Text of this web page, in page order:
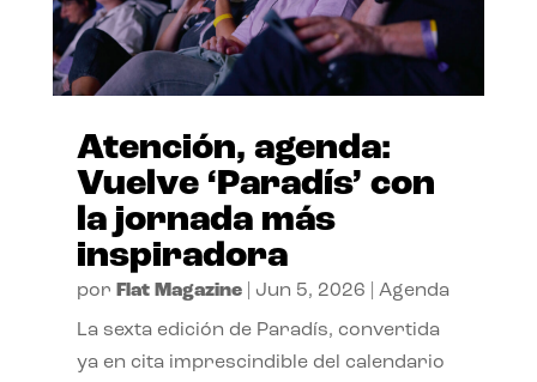
Atención, agenda:
Vuelve ‘Paradís’ con
la jornada más
inspiradora
por Flat Magazine| Jun 5, 2026 Agenda
La sexta edición de Paradís, convertida
ya en cita imprescindible del calendario